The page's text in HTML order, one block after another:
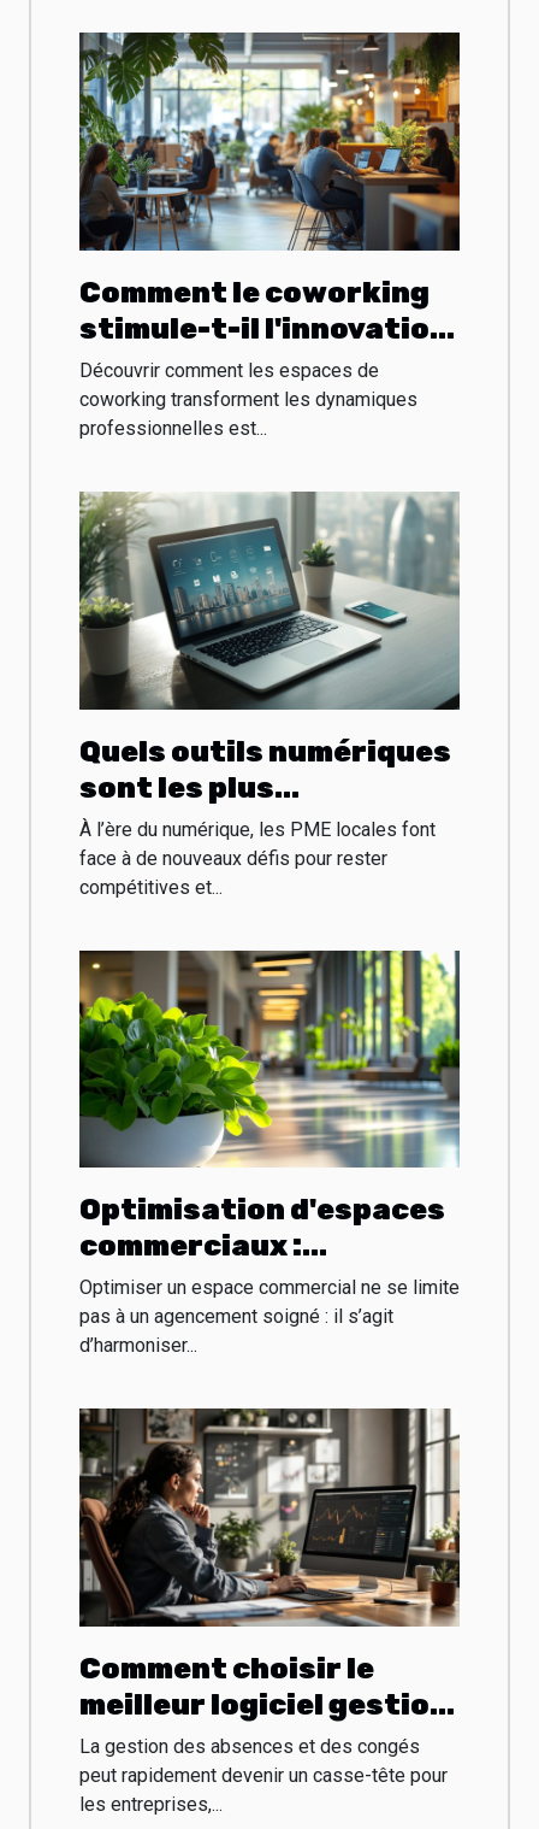
Comment le coworking
stimule-t-il l'innovation
et le réseau
professionnel ?
Découvrir comment les espaces de
coworking transforment les dynamiques
professionnelles est...
Quels outils numériques
sont les plus
performants pour les
PME locales ?
À l’ère du numérique, les PME locales font
face à de nouveaux défis pour rester
compétitives et...
Optimisation d'espaces
commerciaux :
esthétique et
fonctionnalité
combinées
Optimiser un espace commercial ne se limite
pas à un agencement soigné : il s’agit
d’harmoniser...
Comment choisir le
meilleur logiciel gestion
congés pour votre
entreprise ?
La gestion des absences et des congés
peut rapidement devenir un casse-tête pour
les entreprises,...